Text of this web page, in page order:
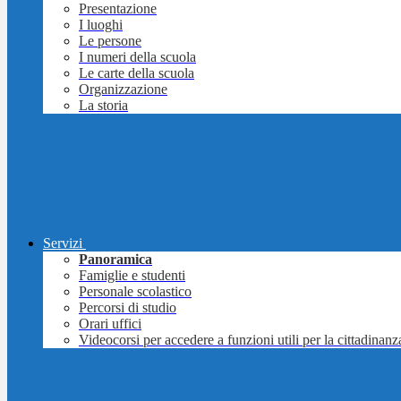
Presentazione
I luoghi
Le persone
I numeri della scuola
Le carte della scuola
Organizzazione
La storia
Servizi
Panoramica
Famiglie e studenti
Personale scolastico
Percorsi di studio
Orari uffici
Videocorsi per accedere a funzioni utili per la